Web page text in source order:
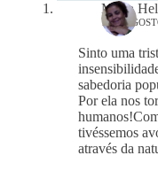
Maria
1 DE
Sinto uma
sabedoria
Por ela nos
tivéssemos
através da